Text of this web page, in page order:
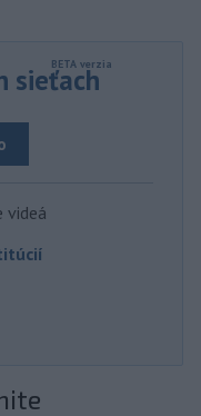
sieťach
videá